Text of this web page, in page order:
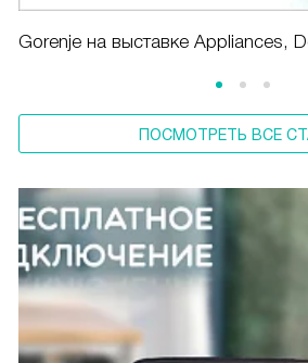
Gorenje на выставке Appliances,
ПОСМОТРЕТЬ ВСЕ